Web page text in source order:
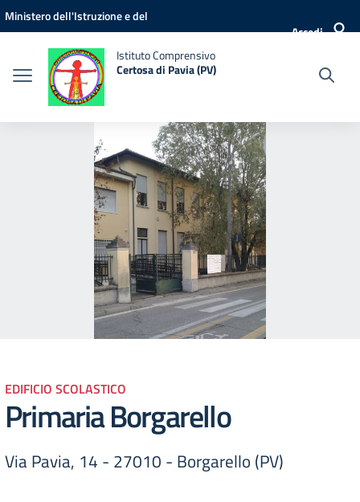
Vai ai contenuti
Vai al menu di navigazione
Vai al footer
Ministero dell'Istruzione e del
Accedi
Istituto Comprensivo
Certosa di Pavia (PV)
EDIFICIO SCOLASTICO
Primaria Borgarello
Via Pavia, 14 - 27010 - Borgarello (PV)